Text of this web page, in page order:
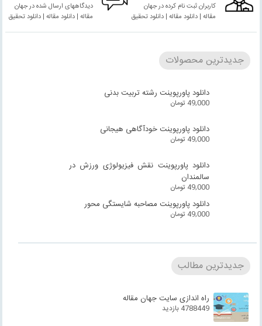
کاربران ثبت نام کرده در جهان
مقاله | دانلود مقاله | دانلود تحقیق
دیدگاههای ارسال شده در جهان
مقاله | دانلود مقاله | دانلود تحقیق
جدیدترین محصولات
دانلود پاورپوینت رشته تربیت بدنی
49,000 تومان
دانلود پاورپوینت خودآگاهی هیجانی
49,000 تومان
دانلود پاورپوینت نقش فیزیولوژی ورزش در
سالمندان
49,000 تومان
دانلود پاورپوینت مصاحبه شایستگی محور
49,000 تومان
جدیدترین مطالب
راه اندازی سایت جهان مقاله
4788449 بازدید